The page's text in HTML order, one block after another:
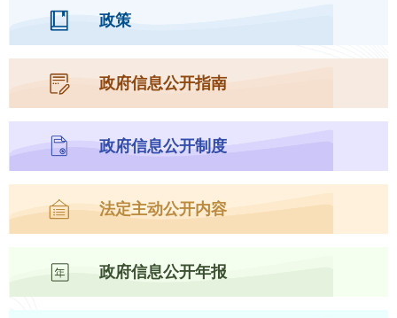
政策
政府信息公开指南
政府信息公开制度
法定主动公开内容
政府信息公开年报